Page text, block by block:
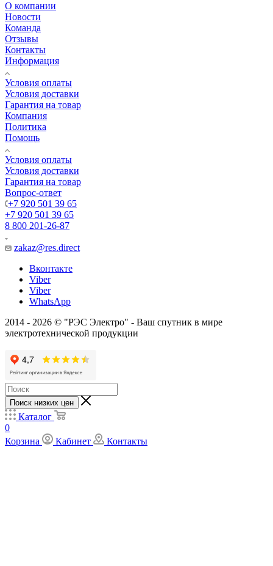
О компании
Новости
Команда
Отзывы
Контакты
Информация
Условия оплаты
Условия доставки
Гарантия на товар
Компания
Политика
Помощь
Условия оплаты
Условия доставки
Гарантия на товар
Вопрос-ответ
+7 920 501 39 65
+7 920 501 39 65
8 800 201-26-87
zakaz@res.direct
Вконтакте
Viber
Viber
WhatsApp
2014 - 2026 © "РЭС Электро" - Ваш спутник в мире
электротехнической продукции
Поиск низких цен
Каталог
0
Корзина
Кабинет Контакты